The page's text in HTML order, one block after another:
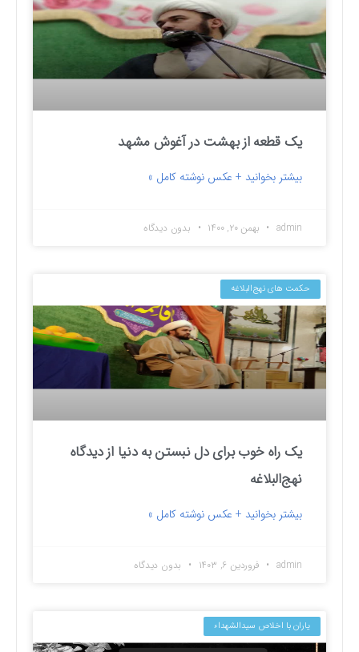
یک قطعه از بهشت در آغوش مشهد
بیشتر بخوانید + عکس نوشته کامل »
admin بهمن ۲۰, ۱۴۰۰ بدون دیدگاه
حکمت های نهج‌البلاغه
یک راه خوب برای دل نبستن به دنیا از دیدگاه
نهج‌البلاغه
بیشتر بخوانید + عکس نوشته کامل »
admin فروردین ۶, ۱۴۰۳ بدون دیدگاه
یاران با اخلاص سیدالشهداء